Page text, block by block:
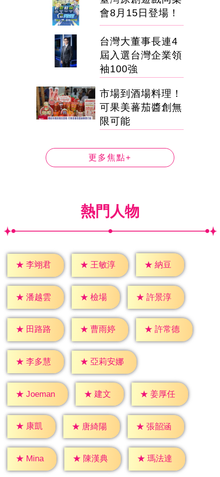
會8月15日登場！
台灣大董事長連4
屆入選台灣企業領
袖100強
市場到酒場料理！
可果美蕃茄醬創無
限可能
更多焦點+
熱門人物
★ 李翊君 ★ 王敏淳 ★ 納豆
★ 潘越雲 ★ 檢場 ★ 許景淳
★ 田路路 ★ 曹雨婷 ★ 許常德
★ 李多慧 ★ 亞莉安娜
★ Joeman ★ 建文 ★ 姜厚任
★ 康凱 ★ 唐綺陽 ★ 張韶涵
★ Mina ★ 陳漢典 ★ 瑪法達